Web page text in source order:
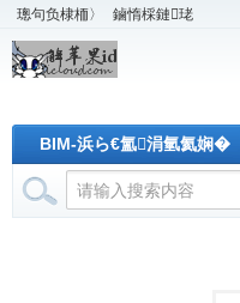
璁句负棣栭〉 鏀惰棌鏈珯
BIM-浜ら€氳涓氫氦娴�